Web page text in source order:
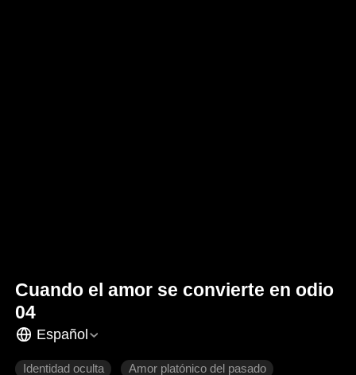
Cuando el amor se convierte en odio
04
Español
Identidad oculta Amor platónico del pasado